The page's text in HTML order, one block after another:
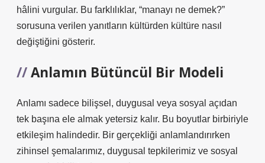
hâlini vurgular. Bu farklılıklar, “manayı ne demek?”
sorusuna verilen yanıtların kültürden kültüre nasıl
değiştiğini gösterir.
Anlamın Bütüncül Bir Modeli
Anlamı sadece bilişsel, duygusal veya sosyal açıdan
tek başına ele almak yetersiz kalır. Bu boyutlar birbiriyle
etkileşim halindedir. Bir gerçekliği anlamlandırırken
zihinsel şemalarımız, duygusal tepkilerimiz ve sosyal